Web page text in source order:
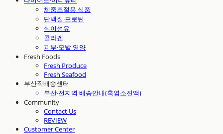
체중조절용 식품
단백질·프로틴
식이섬유
콜라겐
피부·모발 영양
Fresh Foods
Fresh Produce
Fresh Seafood
부산직배송센터
부산·전지역 배송안내(흑염소진액)
Community
Contact Us
REVIEW
Customer Center